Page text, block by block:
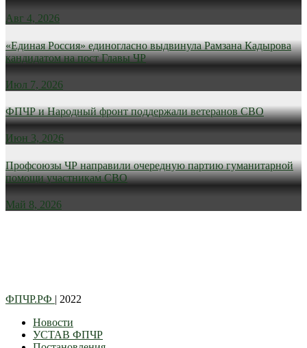
Авг 4, 2026
«Единая Россия» единогласно выдвинула Рамзана Кадырова
кандидатом на пост Главы ЧР
Июл 7, 2026
ФПЧР и Народный фронт поддержали ветеранов СВО
Июн 3, 2026
Профсоюзы ЧР направили очередную партию гуманитарной
помощи участникам СВО
Май 8, 2026
ФПЧР.РФ | 2022
Новости
УСТАВ ФПЧР